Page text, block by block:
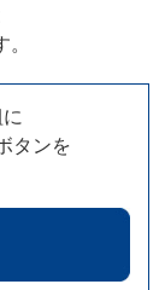
タンを